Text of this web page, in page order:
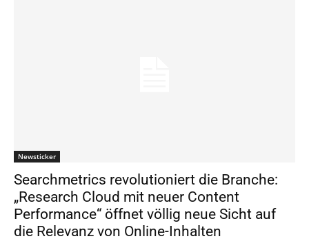
Newsticker
Searchmetrics revolutioniert die Branche:
„Research Cloud mit neuer Content
Performance“ öffnet völlig neue Sicht auf
die Relevanz von Online-Inhalten